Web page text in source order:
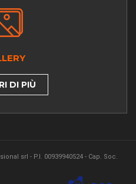
DI PIÙ
srl - P.I. 00939940524 - Cap. Soc.